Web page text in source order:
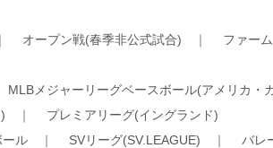
オープン戦(春季非公式試合) ｜ ファー
MLBメジャーリーグベースボール(アメリカ・
｜ プレミアリーグ(イングランド)
ール ｜ SVリーグ(SV.LEAGUE) ｜ バレ